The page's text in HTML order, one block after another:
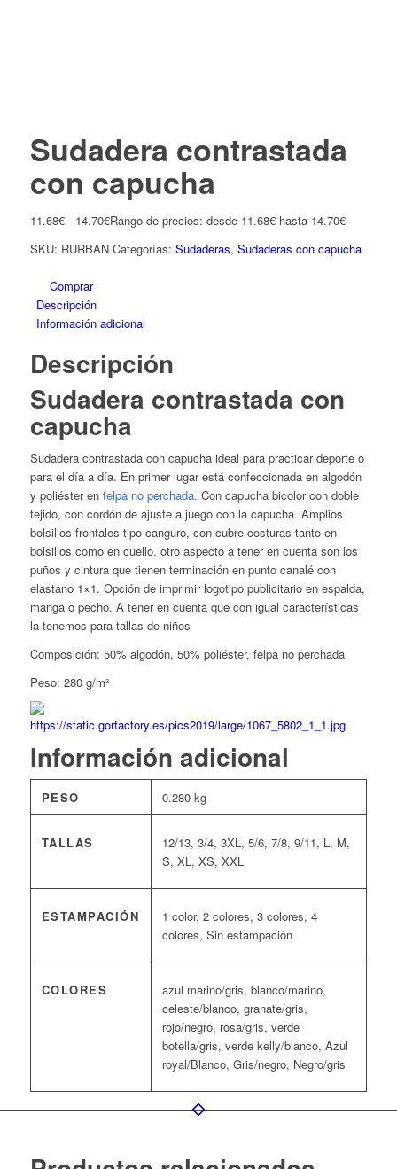
Sudadera contrastada
con capucha
11.68€ - 14.70€Rango de precios: desde 11.68€ hasta 14.70€
SKU: RURBAN Categorías: Sudaderas, Sudaderas con capucha
Comprar
Descripción
Información adicional
Descripción
Sudadera contrastada con
capucha
Sudadera contrastada con capucha ideal para practicar deporte o
para el día a día. En primer lugar está confeccionada en algodón
y poliéster enfelpa no perchada. Con capucha bicolor con doble
tejido, con cordón de ajuste a juego con la capucha. Amplios
bolsillos frontales tipo canguro, con cubre-costuras tanto en
bolsillos como en cuello. otro aspecto a tener en cuenta son los
puños y cintura que tienen terminación en punto canalé con
elastano 1×1. Opción de imprimir logotipo publicitario en espalda,
manga o pecho. A tener en cuenta que con igual características
la tenemos para tallas de niños
Composición: 50% algodón, 50% poliéster, felpa no perchada
Peso: 280 g/m²
Información adicional
PESO 0.280 kg
TALLAS
12/13, 3/4, 3XL, 5/6, 7/8, 9/11, L, M,
S, XL, XS, XXL
ESTAMPACIÓN
1 color, 2 colores, 3 colores, 4
colores, Sin estampación
COLORES
azul marino/gris, blanco/marino,
celeste/blanco, granate/gris,
rojo/negro, rosa/gris, verde
botella/gris, verde kelly/blanco, Azul
royal/Blanco, Gris/negro, Negro/gris